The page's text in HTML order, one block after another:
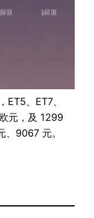
、ET7、
元，及 1299
9067 元。